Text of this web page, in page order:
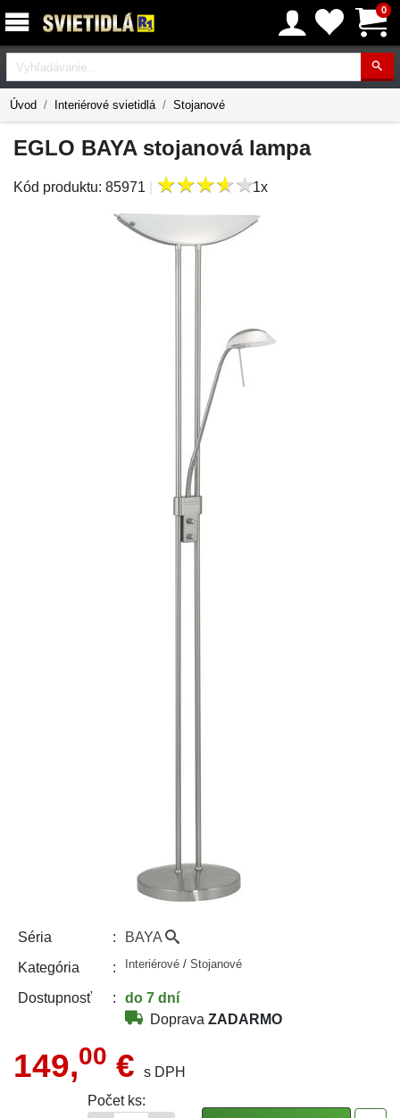
0
Vyhľadávanie
Úvod Interiérové svietidlá Stojanové
EGLO BAYA stojanová lampa
Kód produktu: 85971 ★★★★★
★★★★★1x
Séria BAYA
Kategória Interiérové / Stojanové
Dostupnosť
do 7 dní
Doprava ZADARMO
149,00 €
s DPH
Počet ks: